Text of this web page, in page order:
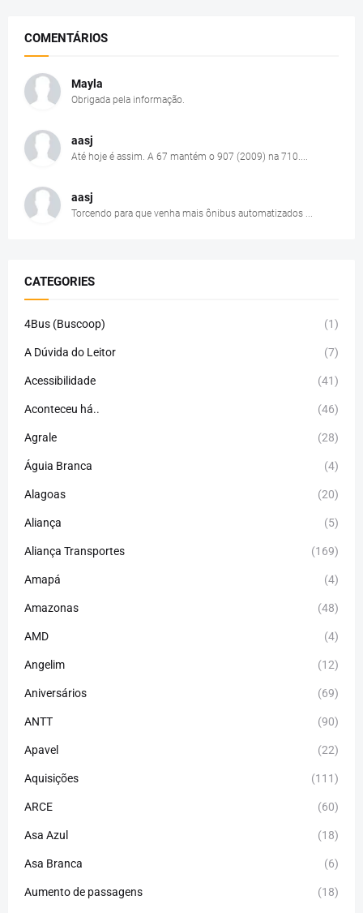
COMENTÁRIOS
Mayla
Obrigada pela informação.
aasj
Até hoje é assim. A 67 mantém o 907 (2009) na 710....
aasj
Torcendo para que venha mais ônibus automatizados ...
CATEGORIES
4Bus (Buscoop) (1)
A Dúvida do Leitor (7)
Acessibilidade (41)
Aconteceu há.. (46)
Agrale (28)
Águia Branca (4)
Alagoas (20)
Aliança (5)
Aliança Transportes (169)
Amapá (4)
Amazonas (48)
AMD (4)
Angelim (12)
Aniversários (69)
ANTT (90)
Apavel (22)
Aquisições (111)
ARCE (60)
Asa Azul (18)
Asa Branca (6)
Aumento de passagens (18)